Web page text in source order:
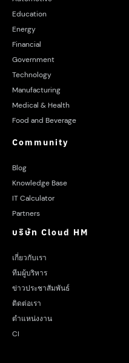
Education
Energy
Financial
Government
Technology
Manufacturing
Medical & Health
Food and Beverage
Community
Blog
Knowledge Base
IT Calculator
Partners
บริษัท Cloud HM
เกี่ยวกับเรา
ทีมผู้บริหาร
ข่าวประชาสัมพันธ์
ติดต่อเรา
ตำแหน่งงาน
CI